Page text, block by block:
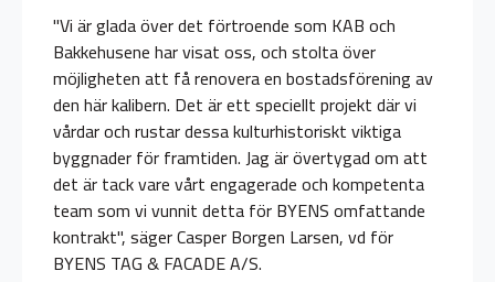
"Vi är glada över det förtroende som KAB och
Bakkehusene har visat oss, och stolta över
möjligheten att få renovera en bostadsförening av
den här kalibern. Det är ett speciellt projekt där vi
vårdar och rustar dessa kulturhistoriskt viktiga
byggnader för framtiden. Jag är övertygad om att
det är tack vare vårt engagerade och kompetenta
team som vi vunnit detta för BYENS omfattande
kontrakt", säger Casper Borgen Larsen, vd för
BYENS TAG & FACADE A/S.